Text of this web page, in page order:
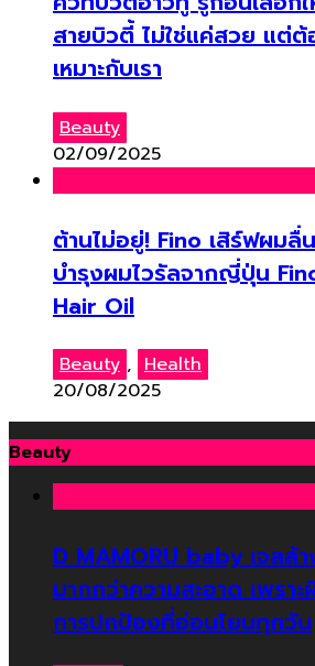
สายบิวตี้ ไม่ใช่แค่สวย แต่ต้
เหมาะกับเรา
Beauty
02/09/2025
ต้านไม่อยู่! Fino เสิร์ฟผมลื่
บำรุงผมไวรัลจากญี่ปุ่น
Hair Oil
Beauty , Health
20/08/2025
Beauty
D MAMORU baby เจลล้า
มากกว่าความสะอาด เพรา
การปกป้องที่อ่อนโยนทุกวัน